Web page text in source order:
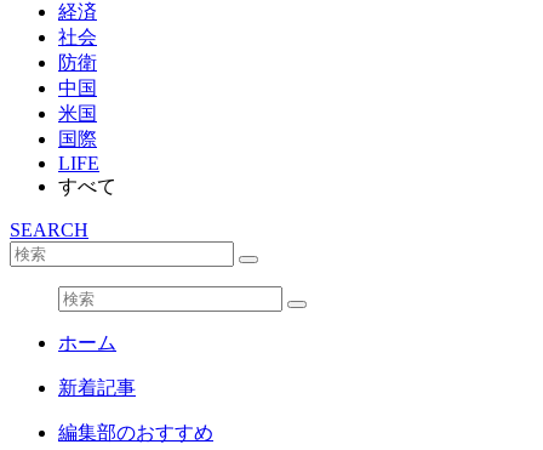
経済
社会
防衛
中国
米国
国際
LIFE
すべて
SEARCH
ホーム
新着記事
編集部のおすすめ